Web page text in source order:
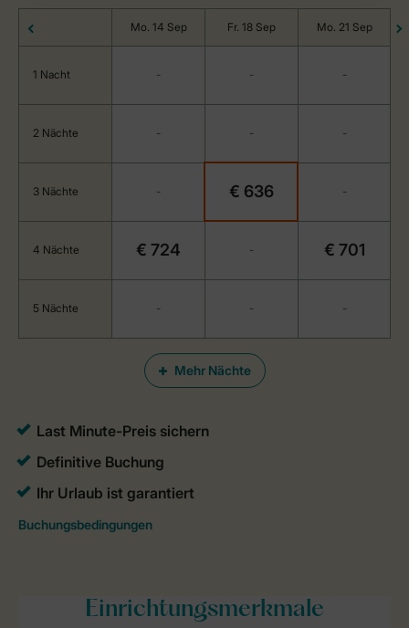
Mehr Nächte
Mo. 14 Sep Fr. 18 Sep Mo. 21 Sep
1 Nacht - - -
2 Nächte - - -
3 Nächte - € 636 -
4 Nächte € 724 - € 701
5 Nächte - - -
Einrichtungsmerkmale